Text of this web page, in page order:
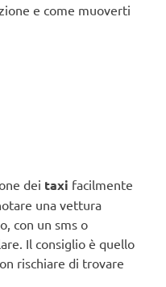
e come muoverti
dei taxi facilmente
una vettura
con un sms o
Il consiglio è quello
rischiare di trovare